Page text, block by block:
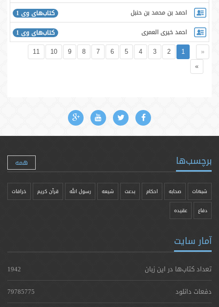
احمد بن محمد بن حنبل
کتاب‌های وی 1
احمد خیری العمری
کتاب‌های وی 1
«
1
2
3
4
5
6
7
8
9
10
11
»
برچسب‌ها همه
شبهات صحابه احکام بدعت شیعه رسول الله قرآن کریم خرافات
دفاع عقیده
آمار سایت
تعداد کتاب‌ها در این زبان
1942
دفعات دانلود
79785775